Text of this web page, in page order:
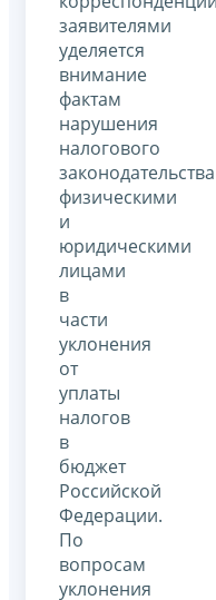
заявителями
уделяется
внимание
фактам
нарушения
налогового
законодательства
физическими
и
юридическими
лицами
в
части
уклонения
от
уплаты
налогов
в
бюджет
Российской
Федерации.
По
вопросам
уклонения